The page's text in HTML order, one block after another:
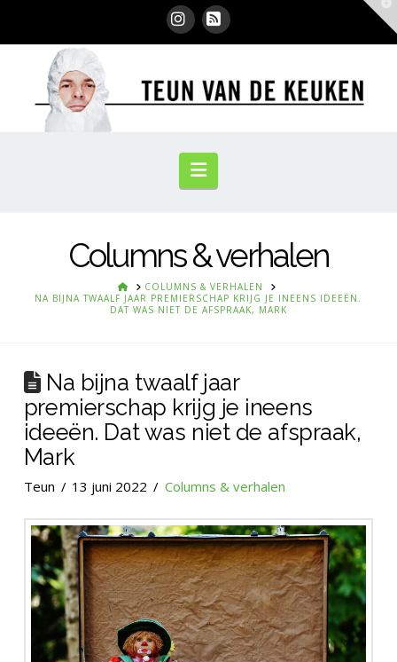
Instagram
RSS
Navigation
Columns & verhalen
HOMECOLUMNS & VERHALEN
NA BIJNA TWAALF JAAR PREMIERSCHAP KRIJG JE INEENS IDEEËN.
DAT WAS NIET DE AFSPRAAK, MARK
Na bijna twaalf jaar
premierschap krijg je ineens
ideeën. Dat was niet de afspraak,
Mark
Teun 13 juni 2022 Columns & verhalen